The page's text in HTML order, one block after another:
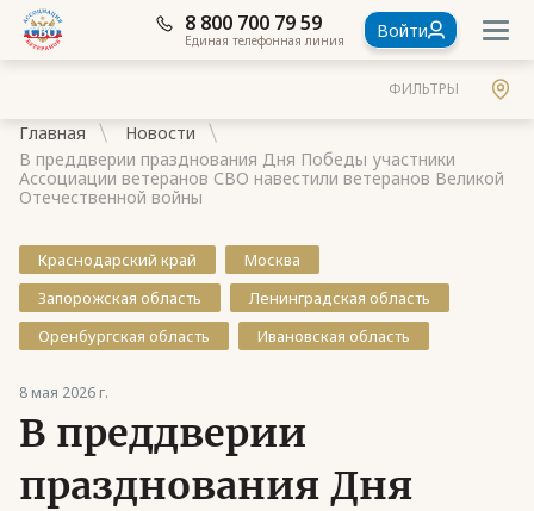
8 800 700 79 59
Единая телефонная линия Войти
ФИЛЬТРЫ
Главная
Новости
В преддверии празднования Дня Победы участники
Ассоциации ветеранов СВО навестили ветеранов Великой
Отечественной войны
Краснодарский край
Москва
Запорожская область
Ленинградская область
Оренбургская область
Ивановская область
8 мая 2026 г.
В преддверии
празднования Дня
Документы
Контакты
Частые вопросы